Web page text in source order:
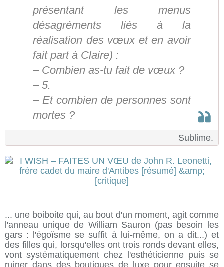
présentant les menus
désagréments liés à la
réalisation des vœux et en avoir
fait part à Claire) :
– Combien as-tu fait de vœux ?
– 5.
– Et combien de personnes sont
mortes ?
Sublime.
... une boiboite qui, au bout d'un moment, agit comme
l'anneau unique de William Sauron (pas besoin les
gars : l'égoïsme se suffit à lui-même, on a dit...) et
des filles qui, lorsqu'elles ont trois ronds devant elles,
vont systématiquement chez l'esthéticienne puis se
ruiner dans des boutiques de luxe pour ensuite se